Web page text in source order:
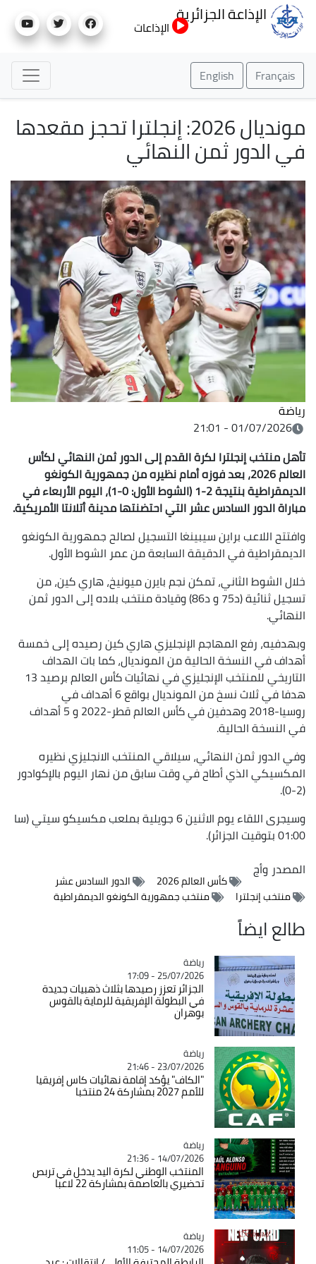
إلى
الإذاعة الجزائرية
الإذاعات
Français
English
مونديال 2026: إنجلترا تحجز مقعدها
في الدور ثمن النهائي
رياضة
01/07/2026 - 21:01
تأهل منتخب إنجلترا لكرة القدم إلى الدور ثمن النهائي لكأس
العالم 2026، بعد فوزه أمام نظيره من جمهورية الكونغو
الديمقراطية بنتيجة 2-1 (الشوط الأول: 0-1)، اليوم الأربعاء في
مباراة الدور السادس عشر التي احتضنتها مدينة أتلانتا الأمريكية.
وافتتح اللاعب براين سيبينغا التسجيل لصالح جمهورية الكونغو
الديمقراطية في الدقيقة السابعة من عمر الشوط الأول.
خلال الشوط الثاني، تمكن نجم بايرن ميونيخ، هاري كين، من
تسجيل ثنائية (د75 و د86) وقيادة منتخب بلاده إلى الدور ثمن
النهائي.
وبهدفيه، رفع المهاجم الإنجليزي هاري كين رصيده إلى خمسة
أهداف في النسخة الحالية من المونديال، كما بات الهداف
التاريخي للمنتخب الإنجليزي في نهائيات كأس العالم برصيد 13
هدفا في ثلاث نسخ من المونديال بواقع 6 أهداف في
روسيا-2018 وهدفين في كأس العالم قطر-2022 و 5 أهداف
في النسخة الحالية.
وفي الدور ثمن النهائي، سيلاقي المنتخب الانجليزي نظيره
المكسيكي الذي أطاح في وقت سابق من نهار اليوم بالإكوادور
وسيجرى اللقاء يوم الاثنين 6 جويلية بملعب مكسيكو سيتي (سا
01:00 بتوقيت الجزائر).
المصدروأج
كأس العالم 2026
الدور السادس عشر
منتخب إنجلترا
منتخب جمهورية الكونغو الديمقراطية
طالع ايضاً
Catégorie
رياضة
25/07/2026 - 17:09
الجزائر تعزز رصيدها بثلاث ذهبيات جديدة
في البطولة الإفريقية للرماية بالقوس
بوهران
Catégorie
رياضة
23/07/2026 - 21:46
"الكاف" يؤكد إقامة نهائيات كاس إفريقيا
للأمم 2027 بمشاركة 24 منتخبا
Catégorie
رياضة
14/07/2026 - 21:36
المنتخب الوطني لكرة اليد يدخل في تربص
تحضيري بالعاصمة بمشاركة 22 لاعبا
Catégorie
رياضة
14/07/2026 - 11:05